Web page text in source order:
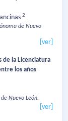
2
de Nuevo
[ver]
de la Licenciatura
los años
Nuevo León.
[ver]